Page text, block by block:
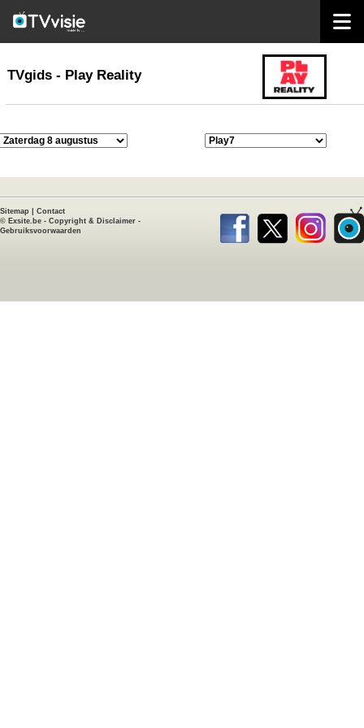
TVgids
TVgids - Play Reality
Sitemap
Contact
© Exsite.be - Copyright & Disclaimer -
Gebruiksvoorwaarden